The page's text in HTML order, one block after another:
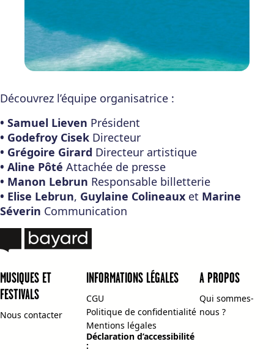
Découvrez l’équipe organisatrice :
• Samuel Lieven Président
• Godefroy Cisek Directeur
• Grégoire Girard Directeur artistique
• Aline Pôté Attachée de presse
• Manon Lebrun Responsable billetterie
• Elise Lebrun, Guylaine Colineaux et Marine
Séverin Communication
MUSIQUES ET
FESTIVALS
Nous contacter
INFORMATIONS LÉGALES
CGU
Politique de confidentialité
Mentions légales
Déclaration d’accessibilité
:
A PROPOS
Qui sommes-
nous ?